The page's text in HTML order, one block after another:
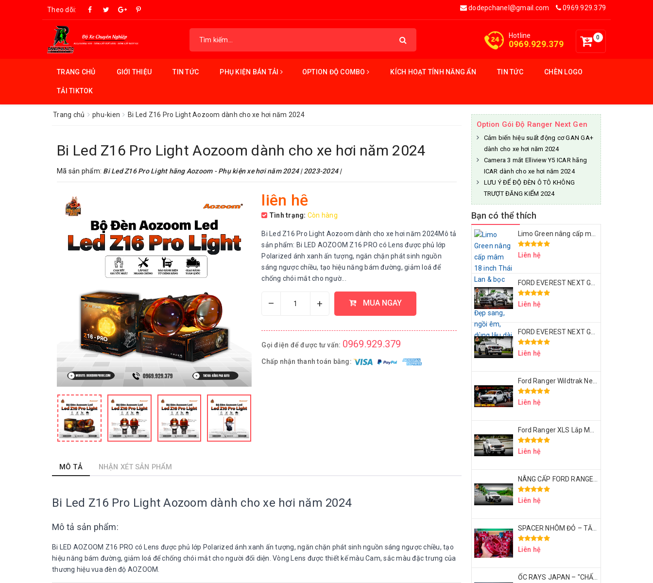
Theo dõi: dodepchanel@gmail.com 0969.929.379
0
Hotline
0969.929.379
TRANG CHỦ GIỚI THIỆU TIN TỨC PHỤ KIỆN BÁN TẢI OPTION ĐỘ COMBO KÍCH HOẠT TÍNH NĂNG ẨN TIN TỨC CHÈN LOGO
TẢI TIKTOK
Trang chủ phu-kien Bi Led Z16 Pro Light Aozoom dành cho xe hơi năm 2024
Bi Led Z16 Pro Light Aozoom dành cho xe hơi năm 2024
Mã sản phẩm: Bi Led Z16 Pro Light hãng Aozoom - Phụ kiện xe hơi năm 2024 | 2023-2024 |
liên hệ
Tình trạng: Còn hàng
Bi Led Z16 Pro Light Aozoom dành cho xe hơi năm 2024Mô tả
sản phẩm: Bi LED AOZOOM Z16 PRO có Lens được phủ lớp
Polarized ánh xanh ấn tượng, ngăn chặn phát sinh nguồn
sáng ngược chiều, tạo hiệu năng bám đường, giảm loá để
chống chói mắt cho ngườ...
– + MUA NGAY
Gọi điện để được tư vấn: 0969.929.379
Chấp nhận thanh toán bằng:
MÔ TẢ NHẬN XÉT SẢN PHẨM
Bi Led Z16 Pro Light Aozoom dành cho xe hơi năm 2024
Mô tả sản phẩm:
Bi LED AOZOOM Z16 PRO có Lens được phủ lớp Polarized ánh xanh ấn tượng, ngăn chặn phát sinh nguồn sáng ngược chiều, tạo
hiệu năng bám đường, giảm loá để chống chói mắt cho người đối diện. Vòng Lens được thiết kế màu Cam, sắc màu đặc trưng của
thương hiệu vua đèn độ AOZOOM.
Option Gói Độ Ranger Next Gen
Cảm biến hiệu suất động cơ GAN GA+
dành cho xe hơi năm 2024
Camera 3 mắt Elliview Y5 ICAR hãng
ICAR dành cho xe hơi năm 2024
LƯU Ý ĐỂ ĐỘ ĐÈN Ô TÔ KHÔNG
TRƯỢT ĐĂNG KIỂM 2024
Bạn có thể thích
Liên hệ
Liên hệ
Liên hệ
Liên hệ
Liên hệ
Liên hệ
Liên hệ